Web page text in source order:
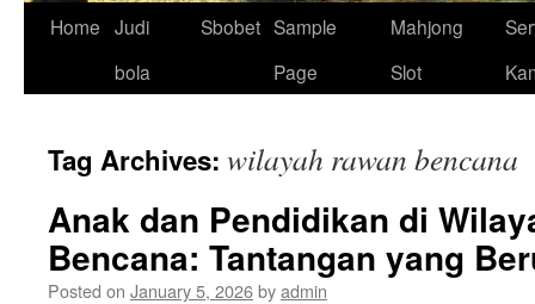
Home Judi
bola
Sbobet Sample
Page
Mahjong
Slot
Tag Archives: wilayah rawan bencana
Anak dan Pendidikan di
Bencana: Tantangan yang
Posted on January 5, 2026byadmin